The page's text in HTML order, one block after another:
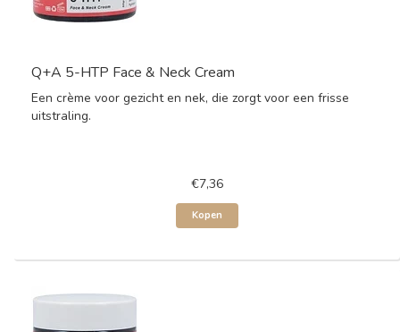
Q+A 5-HTP Face & Neck Cream
Een crème voor gezicht en nek, die zorgt voor een frisse
uitstraling.
€7,36
Kopen